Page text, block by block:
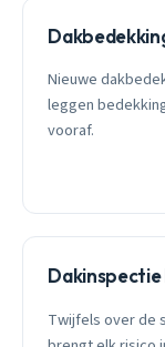
Nieuwe
leggen
vooraf.
Twijfels over de